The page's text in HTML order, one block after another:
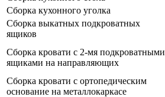
Сборка кухонного уголка
Сборка выкатных подкроватных
ящиков
Сборка кровати с 2-мя подкроватными
ящиками на направляющих
Сборка кровати с ортопедическим
основание на металлокаркасе